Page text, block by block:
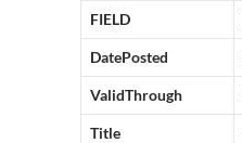
FIELD
DatePosted
ValidThrough
Title